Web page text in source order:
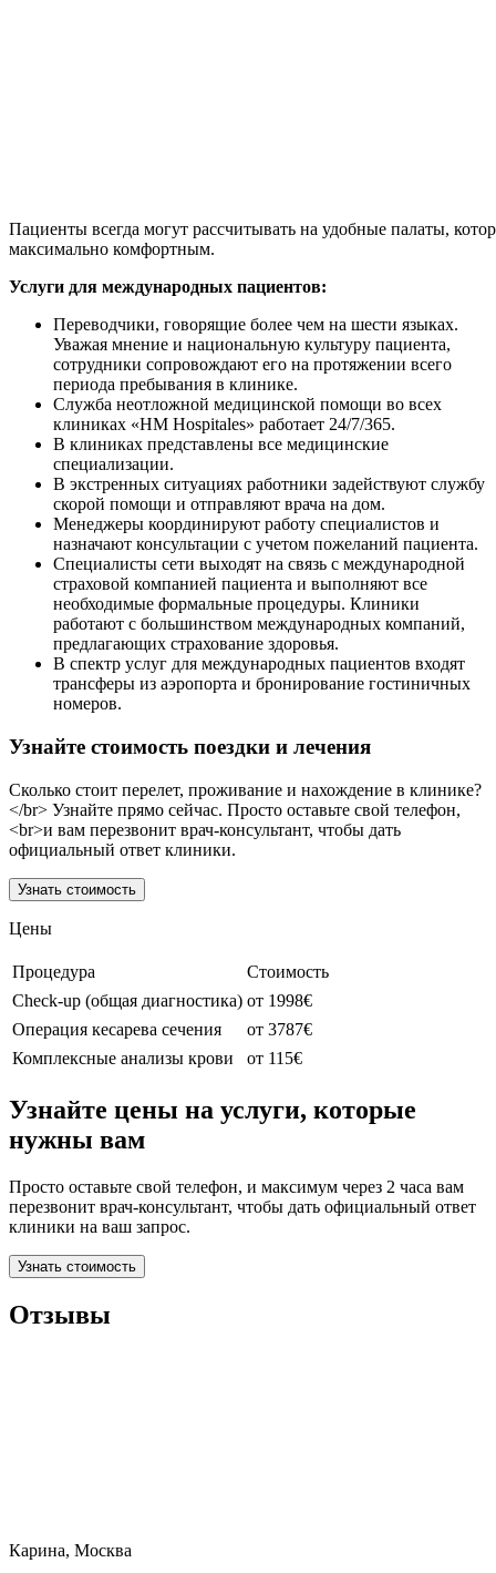
Пациенты всегда могут рассчитывать на удобные палаты,
максимально комфортным.
Услуги для международных пациентов:
Переводчики, говорящие более чем на шести языках.
Уважая мнение и национальную культуру пациента,
сотрудники сопровождают его на протяжении всего
периода пребывания в клинике.
Служба неотложной медицинской помощи во всех
клиниках «HM Hospitales» работает 24/7/365.
В клиниках представлены все медицинские
специализации.
В экстренных ситуациях работники задействуют службу
скорой помощи и отправляют врача на дом.
Менеджеры координируют работу специалистов и
назначают консультации с учетом пожеланий пациента.
Специалисты сети выходят на связь с международной
страховой компанией пациента и выполняют все
необходимые формальные процедуры. Клиники
работают с большинством международных компаний,
предлагающих страхование здоровья.
В спектр услуг для международных пациентов входят
трансферы из аэропорта и бронирование гостиничных
номеров.
Узнайте стоимость поездки и лечения
Сколько стоит перелет, проживание и нахождение в клинике?
</br> Узнайте прямо сейчас. Просто оставьте свой телефон,
<br>и вам перезвонит врач-консультант, чтобы дать
официальный ответ клиники.
Узнать стоимость
Цены
Процедура
Стоимость
Check-up (общая диагностика) от 1998€
Операция кесарева сечения
от 3787€
Комплексные анализы крови
от 115€
Узнайте цены на услуги, которые
нужны вам
Просто оставьте свой телефон, и максимум через 2 часа вам
перезвонит врач-консультант, чтобы дать официальный ответ
клиники на ваш запрос.
Узнать стоимость
Отзывы
Карина, Москва